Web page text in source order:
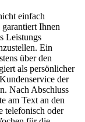
einfach
Ihnen
Leistungs
Ein
über den
als persönlicher
der
Nach Abschluss
am Text an den
telefonisch oder